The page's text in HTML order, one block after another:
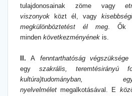
tulajdonosainak zöme vagy
viszonyok közt él, vagy
megkülönböztetést él meg. Ők
minden következményének is.
II. A fenntarthatóság végszüksége
egy szakrális, teremtésirányú
kultúra)tudományban,
nyelvelmélet megalkotásával. E